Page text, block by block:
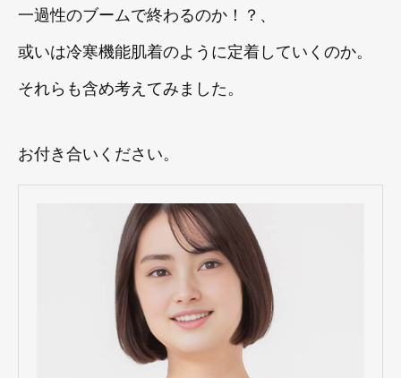
一過性のブームで終わるのか！？、
或いは冷寒機能肌着のように定着していくのか。
それらも含め考えてみました。
お付き合いください。